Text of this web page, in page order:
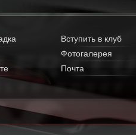
Вступить в клуб
Фотогалерея
Почта